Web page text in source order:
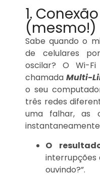
1.
(mesmo!)
Sabe quando o
de celulares
oscilar? O Wi-
chamada Multi-
o seu
três redes
uma falhar, as
O
interrupções
ouvindo?”.